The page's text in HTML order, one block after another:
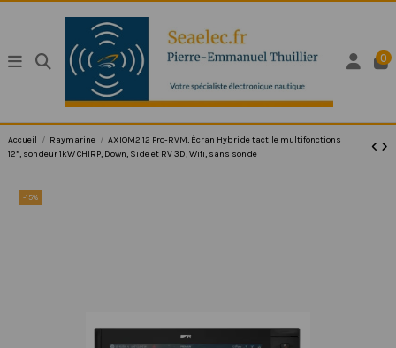
0
Accueil Raymarine
AXIOM2 12 Pro-RVM, Écran Hybride tactile multifonctions
12”, sondeur 1kW CHIRP, Down, Side et RV 3D, Wifi, sans sonde
-15%